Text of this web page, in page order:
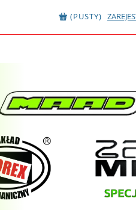
(PUSTY)